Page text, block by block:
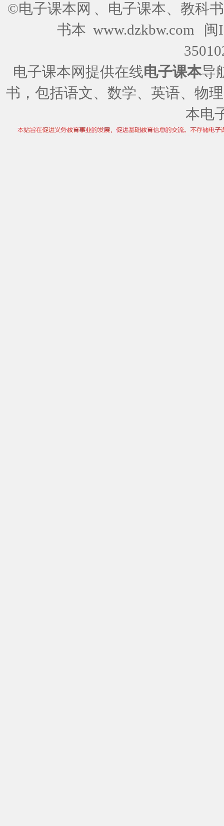
©电子课本网 、电子课本、教科
书本 www.dzkbw.com
闽
电子课本网提供在线电子课本导
书，包括语文、数学、英语、物
本电